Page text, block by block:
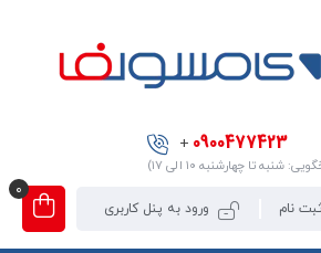
0900477423
+
شنبه تا چهارشنبه ۱۰ الی ۱۷)
ثبت نام ورود به پنل کاربری
0